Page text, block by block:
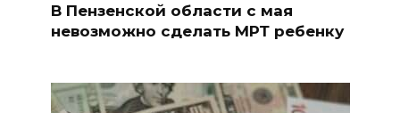
В Пензенской области с мая
невозможно сделать МРТ ребенку